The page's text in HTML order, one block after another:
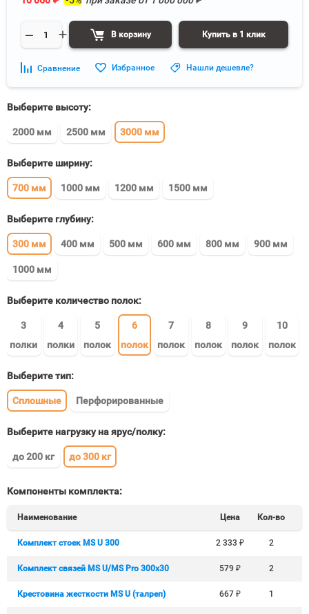
В корзину Купить в 1 клик
Сравнение Избранное Нашли дешевле?
Выберите высоту:
2000 мм 2500 мм 3000 мм
Выберите ширину:
700 мм 1000 мм 1200 мм 1500 мм
Выберите глубину:
300 мм 400 мм 500 мм 600 мм 800 мм 900 мм
1000 мм
Выберите количество полок:
3
полки
4
полки
5
полок
6
полок
7
полок
8
полок
9
полок
10
полок
Выберите тип:
Сплошные Перфорированные
Выберите нагрузку на ярус/полку:
до 200 кг до 300 кг
Компоненты комплекта:
Наименование Цена Кол-во
Комплект стоек MS U 300 2 333 ₽ 2
Комплект связей MS U/MS Pro 300x30 579 ₽ 2
Крестовина жесткости MS U (талреп) 667 ₽ 1